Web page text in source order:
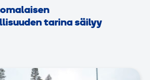
tarina säilyy